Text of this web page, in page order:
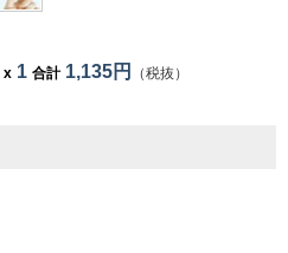
x 1 合計1,135円 （税抜）